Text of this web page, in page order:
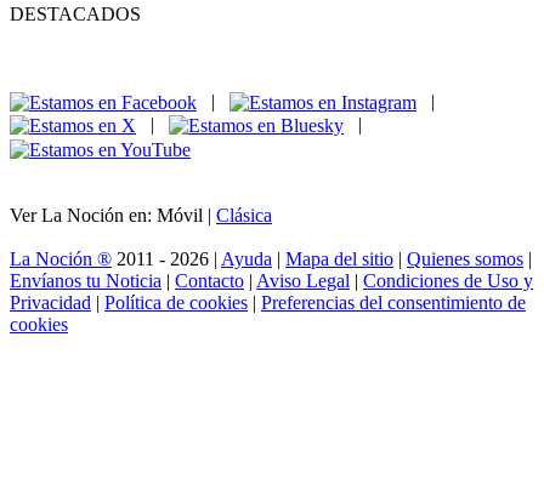
DESTACADOS
|
|
|
|
Ver La Noción en: Móvil | Clásica
La Noción ® 2011 - 2026 | Ayuda | Mapa del sitio | Quienes somos |
Envíanos tu Noticia | Contacto | Aviso Legal | Condiciones de Uso y
Privacidad | Política de cookies | Preferencias del consentimiento de
cookies